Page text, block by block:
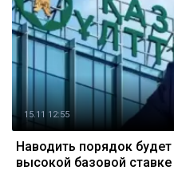
15.11 12:55
Наводить порядок
высокой базовой ставке